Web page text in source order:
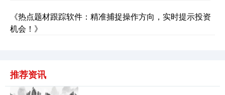
《热点题材跟踪软件：精准捕捉操作方向，实时提示投资
机会！》
推荐资讯